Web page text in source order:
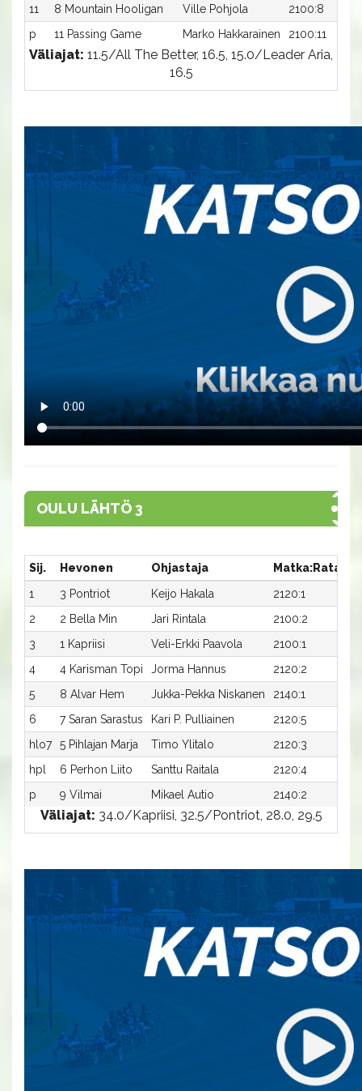
11
8 Mountain Hooligan Ville Pohjola
2100:8
p
11 Passing Game Marko Hakkarainen 2100:11
Väliajat: 11.5/All The Better, 16.5, 15.0/Leader Aria,
16.5
OULU LÄHTÖ 3
Sij. Hevonen Ohjastaja Matka:Rata
1
3 Pontriot Keijo Hakala 2120:1
2
2 Bella Min Jari Rintala 2100:2
3
1 Kapriisi Veli-Erkki Paavola 2100:1
4
4 Karisman Topi Jorma Hannus 2120:2
5
8 Alvar Hem Jukka-Pekka Niskanen 2140:1
6
7 Saran Sarastus Kari P. Pulliainen 2120:5
hlo7
5 Pihlajan Marja Timo Ylitalo 2120:3
hpl
6 Perhon Liito Santtu Raitala 2120:4
p
9 Vilmai Mikael Autio 2140:2
Väliajat: 34.0/Kapriisi, 32.5/Pontriot, 28.0, 29.5